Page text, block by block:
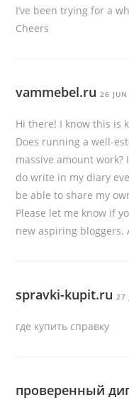
I’ve been trying for a
Cheers
vammebel.ru 26
Hi there! I know this is
Does running a well-
massive amount work?
do write in my diary
be able to share my
Please let me know if
new aspiring bloggers.
spravki-kupit.ru 27
где купить справку
проверенный